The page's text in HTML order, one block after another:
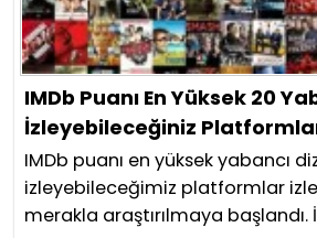
IMDb Puanı En Yüksek 20
İzleyebileceğiniz
IMDb puanı en yüksek yabancı
izleyebileceğimiz platformlar
merakla araştırılmaya başlandı.